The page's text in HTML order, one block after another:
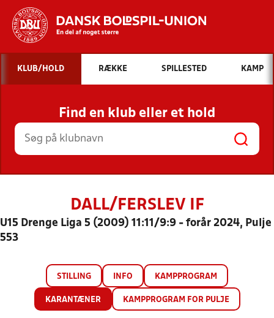
Hvad vil du søge efter?
INDHOLD OG NYHEDER
STILLINGER, RESULTATER, KLUBBER OG
HOLD
KLUB/HOLD RÆKKE SPILLESTED KAMP
Find en klub eller et hold
DALL/FERSLEV IF
U15 Drenge Liga 5 (2009) 11:11/9:9 - forår 2024, Pulje
553
STILLING INFO KAMPPROGRAM
KARANTÆNER KAMPPROGRAM FOR PULJE